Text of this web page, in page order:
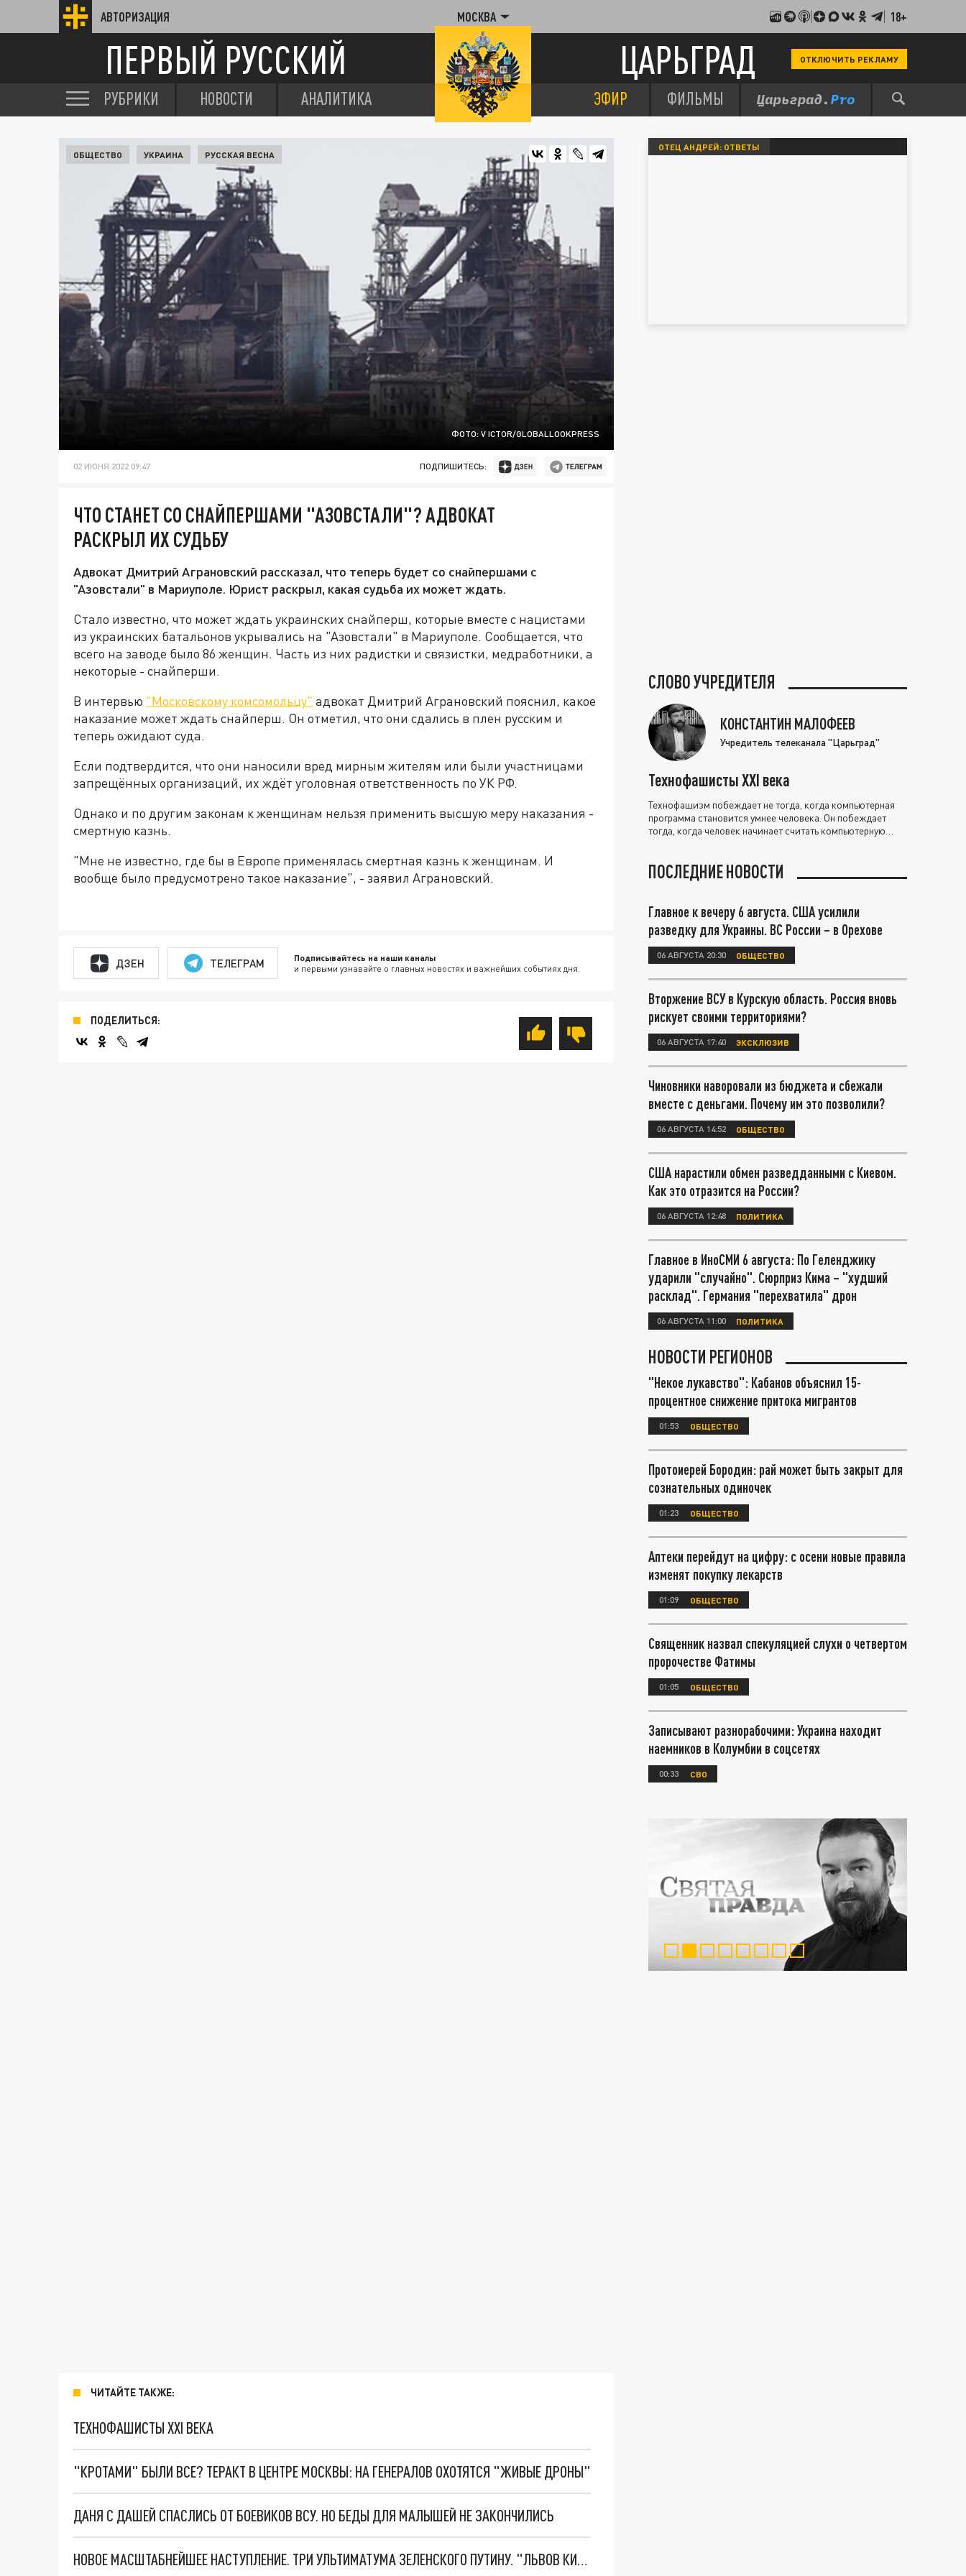
АВТОРИЗАЦИЯ МОСКВА 18+
ПЕРВЫЙ РУССКИЙ ЦАРЬГРАД ОТКЛЮЧИТЬ РЕКЛАМУ
РУБРИКИ НОВОСТИ АНАЛИТИКА ЭФИР ФИЛЬМЫ
ФОТО: V ICTOR/GLOBALLOOKPRESS
ОБЩЕСТВО УКРАИНА РУССКАЯ ВЕСНА
02 ИЮНЯ 2022 09:47 ПОДПИШИТЕСЬ:
ЧТО СТАНЕТ СО СНАЙПЕРШАМИ "АЗОВСТАЛИ"? АДВОКАТ
РАСКРЫЛ ИХ СУДЬБУ
Адвокат Дмитрий Аграновский рассказал, что теперь будет со снайпершами с
"Азовстали" в Мариуполе. Юрист раскрыл, какая судьба их может ждать.
Стало известно, что может ждать украинских снайперш, которые вместе с нацистами
из украинских батальонов укрывались на "Азовстали" в Мариуполе. Сообщается, что
всего на заводе было 86 женщин. Часть из них радистки и связистки, медработники, а
некоторые - снайперши.
В интервью "Московскому комсомольцу" адвокат Дмитрий Аграновский пояснил, какое
наказание может ждать снайперш. Он отметил, что они сдались в плен русским и
теперь ожидают суда.
Если подтвердится, что они наносили вред мирным жителям или были участницами
запрещённых организаций, их ждёт уголовная ответственность по УК РФ.
Однако и по другим законам к женщинам нельзя применить высшую меру наказания -
смертную казнь.
"Мне не известно, где бы в Европе применялась смертная казнь к женщинам. И
вообще было предусмотрено такое наказание", - заявил Аграновский.
ДЗЕН ТЕЛЕГРАМ Подписывайтесь на наши каналы
и первыми узнавайте о главных новостях и важнейших событиях дня.
ПОДЕЛИТЬСЯ:
ЧИТАЙТЕ ТАКЖЕ:
ТЕХНОФАШИСТЫ XXI ВЕКА
"КРОТАМИ" БЫЛИ ВСЕ? ТЕРАКТ В ЦЕНТРЕ МОСКВЫ: НА ГЕНЕРАЛОВ ОХОТЯТСЯ "ЖИВЫЕ ДРОНЫ"
ДАНЯ С ДАШЕЙ СПАСЛИСЬ ОТ БОЕВИКОВ ВСУ. НО БЕДЫ ДЛЯ МАЛЫШЕЙ НЕ ЗАКОНЧИЛИСЬ
НОВОЕ МАСШТАБНЕЙШЕЕ НАСТУПЛЕНИЕ. ТРИ УЛЬТИМАТУМА ЗЕЛЕНСКОГО ПУТИНУ. "ЛЬВОВ КИМА" ПОСТАВЯТ НА ПВО? ГЛОБАЛЬНЫЙ ПРОРЫВ ПОД ЗАПОРОЖЬЕМ
ОТЕЦ АНДРЕЙ: ОТВЕТЫ
СЛОВО УЧРЕДИТЕЛЯ
КОНСТАНТИН МАЛОФЕЕВ
Учредитель телеканала "Царьград"
Технофашисты XXI века
Технофашизм побеждает не тогда, когда компьютерная
программа становится умнее человека. Он побеждает
тогда, когда человек начинает считать компьютерную
ПОСЛЕДНИЕ НОВОСТИ
Главное к вечеру 6 августа. США усилили
разведку для Украины. ВС России – в Орехове
06 АВГУСТА 20:30 ОБЩЕСТВО
Вторжение ВСУ в Курскую область. Россия вновь
рискует своими территориями?
06 АВГУСТА 17:40 ЭКСКЛЮЗИВ
Чиновники наворовали из бюджета и сбежали
вместе с деньгами. Почему им это позволили?
06 АВГУСТА 14:52 ОБЩЕСТВО
США нарастили обмен разведданными с Киевом.
Как это отразится на России?
06 АВГУСТА 12:48 ПОЛИТИКА
Главное в ИноСМИ 6 августа: По Геленджику
ударили "случайно". Сюрприз Кима – "худший
расклад". Германия "перехватила" дрон
06 АВГУСТА 11:00 ПОЛИТИКА
НОВОСТИ РЕГИОНОВ
"Некое лукавство": Кабанов объяснил 15-
процентное снижение притока мигрантов
01:53 ОБЩЕСТВО
Протоиерей Бородин: рай может быть закрыт для
сознательных одиночек
01:23 ОБЩЕСТВО
Аптеки перейдут на цифру: с осени новые правила
изменят покупку лекарств
01:09 ОБЩЕСТВО
Священник назвал спекуляцией слухи о четвертом
пророчестве Фатимы
01:05 ОБЩЕСТВО
Записывают разнорабочими: Украина находит
наемников в Колумбии в соцсетях
00:33 СВО